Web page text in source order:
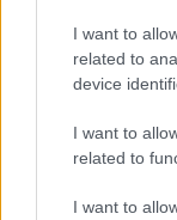
I want to
related to
device
I want to
related to
I want to